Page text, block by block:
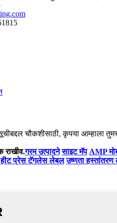
चौकशीसाठी, कृपया आम्हाला
राखीव.गरम उत्पादने साइट मॅप AMP
हीट प्रेस टॅगलेस लेबल उष्णता